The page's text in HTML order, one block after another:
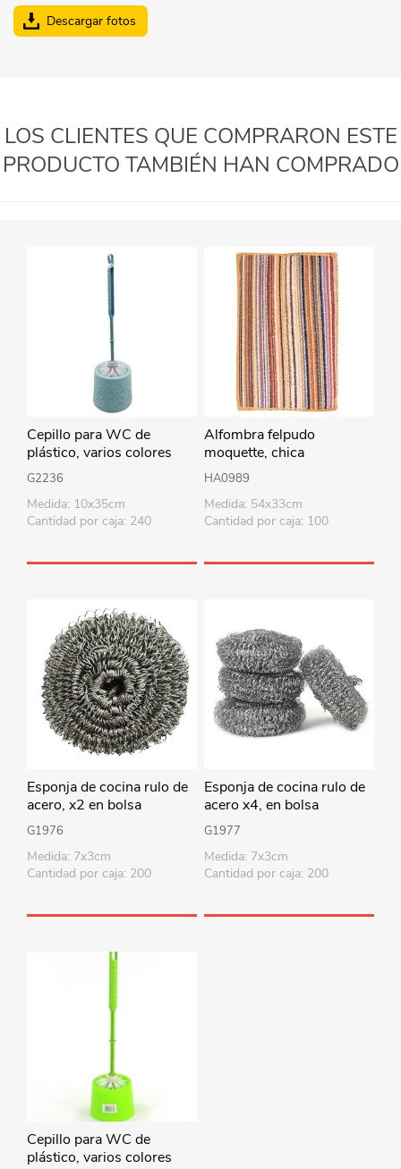
Descargar fotos
LOS CLIENTES QUE COMPRARON ESTE
PRODUCTO TAMBIÉN HAN COMPRADO
Cepillo para WC de
plástico, varios colores
G2236
Medida: 10x35cm
Cantidad por caja: 240
Alfombra felpudo
moquette, chica
HA0989
Medida: 54x33cm
Cantidad por caja: 100
Esponja de cocina rulo de
acero, x2 en bolsa
G1976
Medida: 7x3cm
Cantidad por caja: 200
Esponja de cocina rulo de
acero x4, en bolsa
G1977
Medida: 7x3cm
Cantidad por caja: 200
Cepillo para WC de
plástico, varios colores